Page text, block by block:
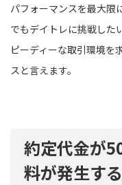
パフォーマンスを最大限
でもデイトレに挑戦した
ピーディーな取引環境を
スと言えます。
約定代金が
料が発生す